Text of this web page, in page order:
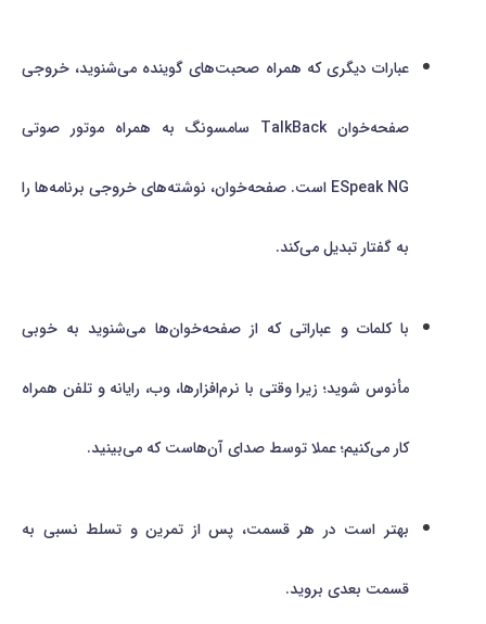
عبارات دیگری که همراه صحبت‌های گوینده می‌شنوید، خروجی
صفحه‌خوان TalkBack سامسونگ به همراه موتور صوتی
ESpeak NG است. صفحه‌خوان، نوشته‌های خروجی برنامه‌ها را
به گفتار تبدیل می‌کند.
با کلمات و عباراتی که از صفحه‌خوان‌ها می‌شنوید به خوبی
مأنوس شوید؛ زیرا وقتی با نرم‌افزارها، وب، رایانه و تلفن همراه
کار می‌کنیم؛ عملا توسط صدای آن‌هاست که می‌بینید.
بهتر است در هر قسمت، پس از تمرین و تسلط نسبی به
قسمت بعدی بروید.